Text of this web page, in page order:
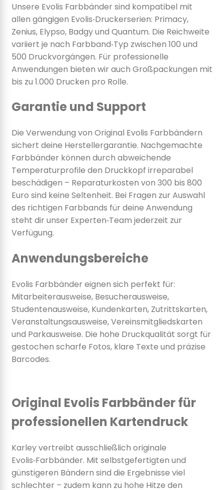
Unsere Evolis Farbbänder sind kompatibel mit
allen gängigen Evolis‑Druckerserien: Primacy,
Zenius, Elypso, Badgy und Quantum. Die Reichweite
variiert je nach Farbband‑Typ zwischen 100 und
500 Druckvorgängen. Für professionelle
Anwendungen bieten wir auch Großpackungen mit
bis zu 1.000 Drucken pro Rolle.
Garantie und Support
Die Verwendung von Original Evolis Farbbändern
sichert deine Herstellergarantie. Nachgemachte
Farbbänder können durch abweichende
Temperaturprofile den Druckkopf irreparabel
beschädigen – Reparaturkosten von 300 bis 800
Euro sind keine Seltenheit. Bei Fragen zur Auswahl
des richtigen Farbbands für deine Anwendung
steht dir unser Experten‑Team jederzeit zur
Verfügung.
Anwendungsbereiche
Evolis Farbbänder eignen sich perfekt für:
Mitarbeiterausweise, Besucherausweise,
Studentenausweise, Kundenkarten, Zutrittskarten,
Veranstaltungsausweise, Vereinsmitgliedskarten
und Parkausweise. Die hohe Druckqualität sorgt für
gestochen scharfe Fotos, klare Texte und präzise
Barcodes.
Original Evolis Farbbänder für
professionellen Kartendruck
Karley vertreibt ausschließlich originale
Evolis‑Farbbänder. Mit selbstgefertigten und
günstigeren Bändern sind die Ergebnisse viel
schlechter – zudem kann zu hohe Hitze den